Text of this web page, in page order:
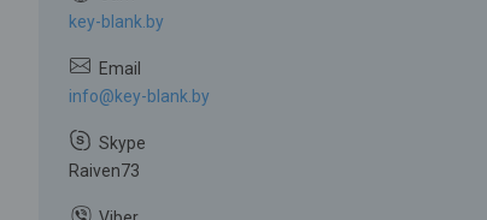
key-blank.by
info@key-blank.by
Raiven73